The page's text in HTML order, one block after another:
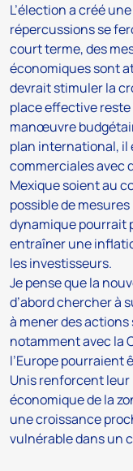
L’élection a créé
répercussions se
court terme, des
économiques sont
devrait stimuler la
place effective
manœuvre
plan international, il
commerciales avec
Mexique soient au
possible de
dynamique pourrait
entraîner une
les investisseurs.
Je pense que la
d’abord chercher à
à mener des
notamment avec la
l’Europe pourraient
Unis renforcent
économique de la
une croissance
vulnérable dans un